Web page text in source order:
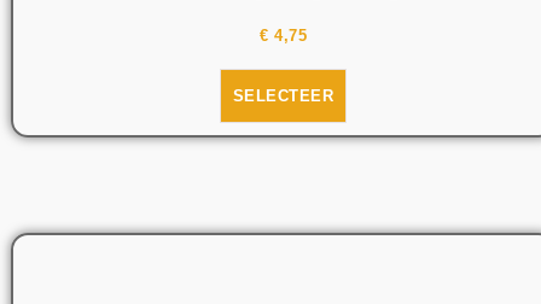
€ 4,75
SELECTEER